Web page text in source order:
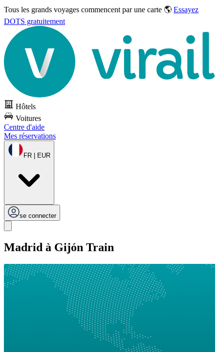
Tous les grands voyages commencent par une carte 🌎 Essayez
DOTS gratuitement
Hôtels
Voitures
Centre d'aide
Mes réservations
FR | EUR
se connecter
Madrid à Gijón Train